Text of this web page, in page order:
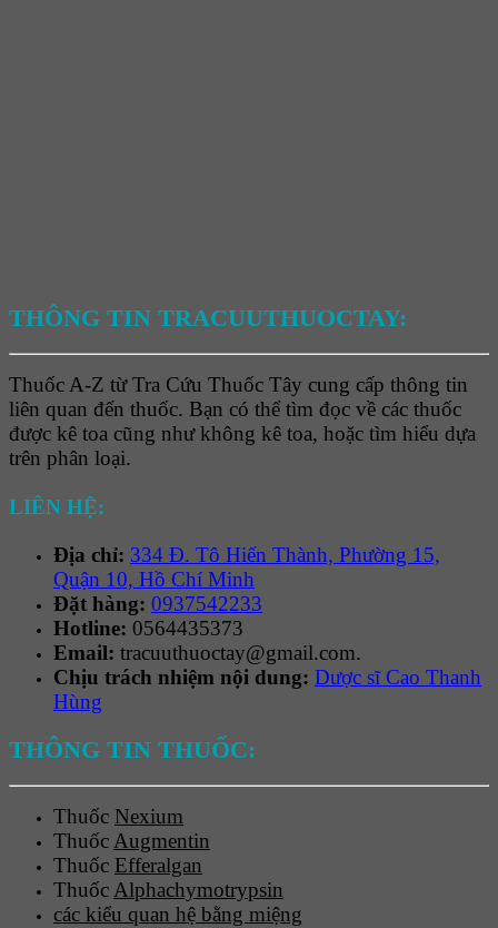
THÔNG TIN TRACUUTHUOCTAY:
Thuốc A-Z từ Tra Cứu Thuốc Tây cung cấp thông tin
liên quan đến thuốc. Bạn có thể tìm đọc về các thuốc
được kê toa cũng như không kê toa, hoặc tìm hiểu dựa
trên phân loại.
LIÊN HỆ:
Địa chỉ: 334 Đ. Tô Hiến Thành, Phường 15,
Quận 10, Hồ Chí Minh
Đặt hàng: 0937542233
Hotline: 0564435373
Email: tracuuthuoctay@gmail.com.
Chịu trách nhiệm nội dung: Dược sĩ Cao Thanh
Hùng
THÔNG TIN THUỐC:
Thuốc Nexium
ThuốcAugmentin
Thuốc Efferalgan
ThuốcAlphachymotrypsin
các kiểu quan hệ bằng miệng